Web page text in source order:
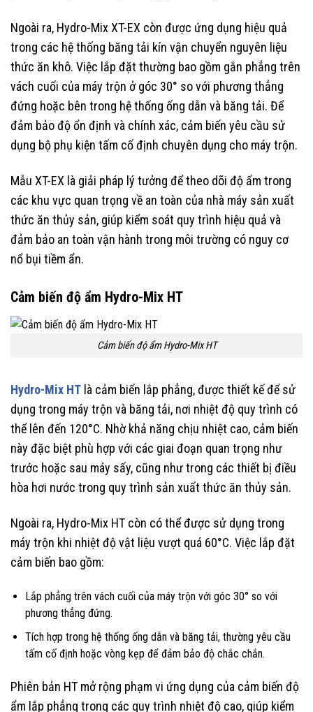
Ngoài ra, Hydro-Mix XT-EX còn được ứng dụng hiệu quả
trong các hệ thống băng tải kín vận chuyển nguyên liệu
thức ăn khô. Việc lắp đặt thường bao gồm gắn phẳng trên
vách cuối của máy trộn ở góc 30° so với phương thẳng
đứng hoặc bên trong hệ thống ống dẫn và băng tải. Để
đảm bảo độ ổn định và chính xác, cảm biến yêu cầu sử
dụng bộ phụ kiện tấm cố định chuyên dụng cho máy trộn.
Mẫu XT-EX là giải pháp lý tưởng để theo dõi độ ẩm trong
các khu vực quan trọng về an toàn của nhà máy sản xuất
thức ăn thủy sản, giúp kiểm soát quy trình hiệu quả và
đảm bảo an toàn vận hành trong môi trường có nguy cơ
nổ bụi tiềm ẩn.
Cảm biến độ ẩm Hydro-Mix HT
Cảm biến độ ẩm Hydro-Mix HT
Hydro-Mix HT là cảm biến lắp phẳng, được thiết kế để sử
dụng trong máy trộn và băng tải, nơi nhiệt độ quy trình có
thể lên đến 120°C. Nhờ khả năng chịu nhiệt cao, cảm biến
này đặc biệt phù hợp với các giai đoạn quan trọng như
trước hoặc sau máy sấy, cũng như trong các thiết bị điều
hòa hơi nước trong quy trình sản xuất thức ăn thủy sản.
Ngoài ra, Hydro-Mix HT còn có thể được sử dụng trong
máy trộn khi nhiệt độ vật liệu vượt quá 60°C. Việc lắp đặt
cảm biến bao gồm:
Lắp phẳng trên vách cuối của máy trộn với góc 30° so với
phương thẳng đứng.
Tích hợp trong hệ thống ống dẫn và băng tải, thường yêu cầu
tấm cố định hoặc vòng kẹp để đảm bảo độ chắc chắn.
Phiên bản HT mở rộng phạm vi ứng dụng của cảm biến độ
ẩm lắp phẳng trong các quy trình nhiệt độ cao, giúp kiểm